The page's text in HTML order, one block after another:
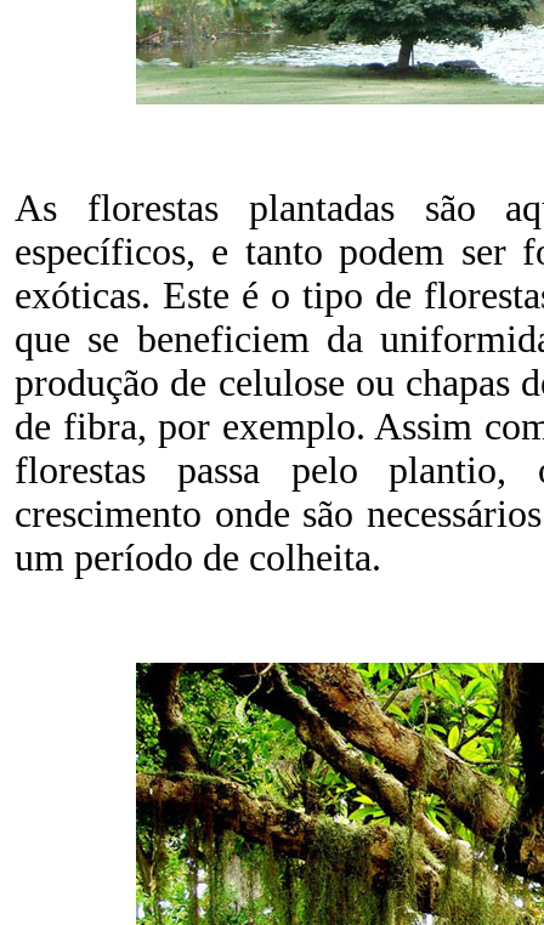
As florestas plantadas são
específicos, e tanto podem ser
exóticas. Este é o tipo de
que se beneficiem da
produção de celulose ou chapas
de fibra, por exemplo. Assim
florestas passa pelo
crescimento onde são
um período de colheita.